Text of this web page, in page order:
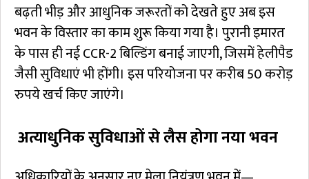
बढ़ती भीड़ और आधुनिक जरूरतों को देखते हुए अब इस
भवन के विस्तार का काम शुरू किया गया है। पुरानी इमारत
के पास ही नई CCR-2 बिल्डिंग बनाई जाएगी, जिसमें हेलीपैड
जैसी सुविधाएं भी होंगी। इस परियोजना पर करीब 50 करोड़
रुपये खर्च किए जाएंगे।
अत्याधुनिक सुविधाओं से लैस होगा नया भवन